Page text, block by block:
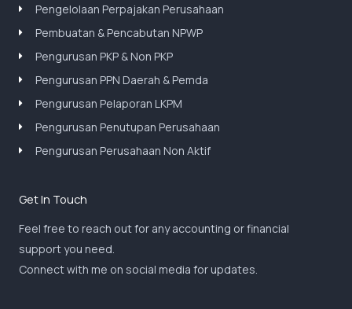
Pengelolaan Perpajakan Perusahaan
Pembuatan & Pencabutan NPWP
Pengurusan PKP & Non PKP
Pengurusan PPN Daerah & Pemda
Pengurusan Pelaporan LKPM
Pengurusan Penutupan Perusahaan
Pengurusan Perusahaan Non Aktif
Get In Touch
Feel free to reach out for any accounting or financial
support you need.
Connect with me on social media for updates.